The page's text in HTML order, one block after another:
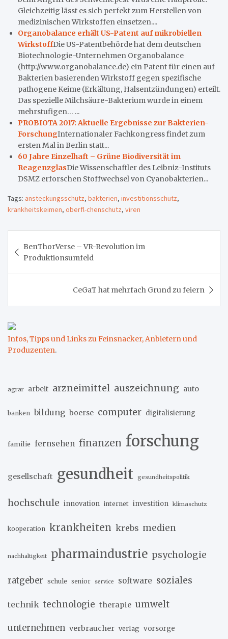
Gleichzeitig lässt es sich perfekt zum Herstellen von
medizinischen Wirkstoffen einsetzen....
Organobalance erhält US-Patent auf mikrobiellen
WirkstoffDie US-Patentbehörde hat dem deutschen
Biotechnologie-Unternehmen Organobalance
(http://www.organobalance.de) ein Patent für einen auf
Bakterien basierenden Wirkstoff gegen spezifische
pathogene Keime (Erkältung, Halsentzündungen) erteilt.
Das spezielle Milchsäure-Bakterium wurde in einem
mehrstufigen… ...
PROBIOTA 2017: Aktuelle Ergebnisse zur Bakterien-
ForschungInternationaler Fachkongress findet zum
ersten Mal in Berlin statt...
60 Jahre Einzelhaft – Grüne Biodiversität im
ReagenzglasDie Wissenschaftler des Leibniz-Instituts
DSMZ erforschen Stoffwechsel von Cyanobakterien...
Tags: ansteckungsschutz, bakterien, investitionsschutz,
krankheitskeimen, oberfl-chenschutz, viren
BenThorVerse – VR-Revolution im
Produktionsumfeld
CeGaT hat mehrfach Grund zu feiern
Infos, Tipps und Links zu Feinsnacker, Anbietern und
Produzenten.
agrar arbeit arzneimittel auszeichnung auto
banken bildung boerse computer digitalisierung
familie fernsehen finanzen forschung
gesellschaft gesundheit gesundheitspolitik
hochschule innovation internet investition klimaschutz
kooperation krankheiten krebs medien
nachhaltigkeit pharmaindustrie psychologie
ratgeber schule senior service software soziales
technik technologie therapie umwelt
unternehmen verbraucher verlag vorsorge